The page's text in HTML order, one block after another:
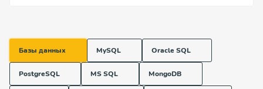
Базы данных MySQL Oracle SQL
PostgreSQL MS SQL MongoDB